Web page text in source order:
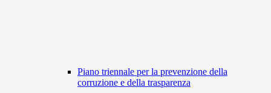
Piano triennale per la prevenzione della
corruzione e della trasparenza